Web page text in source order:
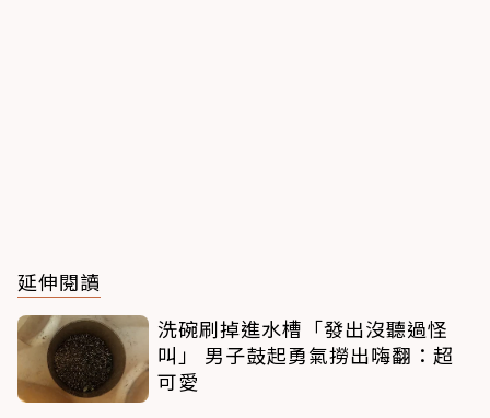
延伸閱讀
洗碗刷掉進水槽「發出沒聽過怪
叫」 男子鼓起勇氣撈出嗨翻：超
可愛